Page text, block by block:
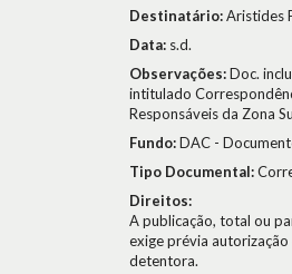
Destinatário:Aristides
Data: s.d.
Observações:Doc.
intitulado
Responsáveis da Zona
Fundo:DAC -
Tipo Documental:
Direitos:
A publicação, total ou
exige prévia
detentora.